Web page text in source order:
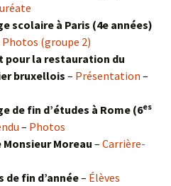
scolaire à Paris (4e années)
Photos (groupe 2)
pour la restauration du
bruxellois – Présentation –
de fin d’études à Rome (6es
– Photos
Monsieur Moreau – Carrière-
de fin d’année– Élèves